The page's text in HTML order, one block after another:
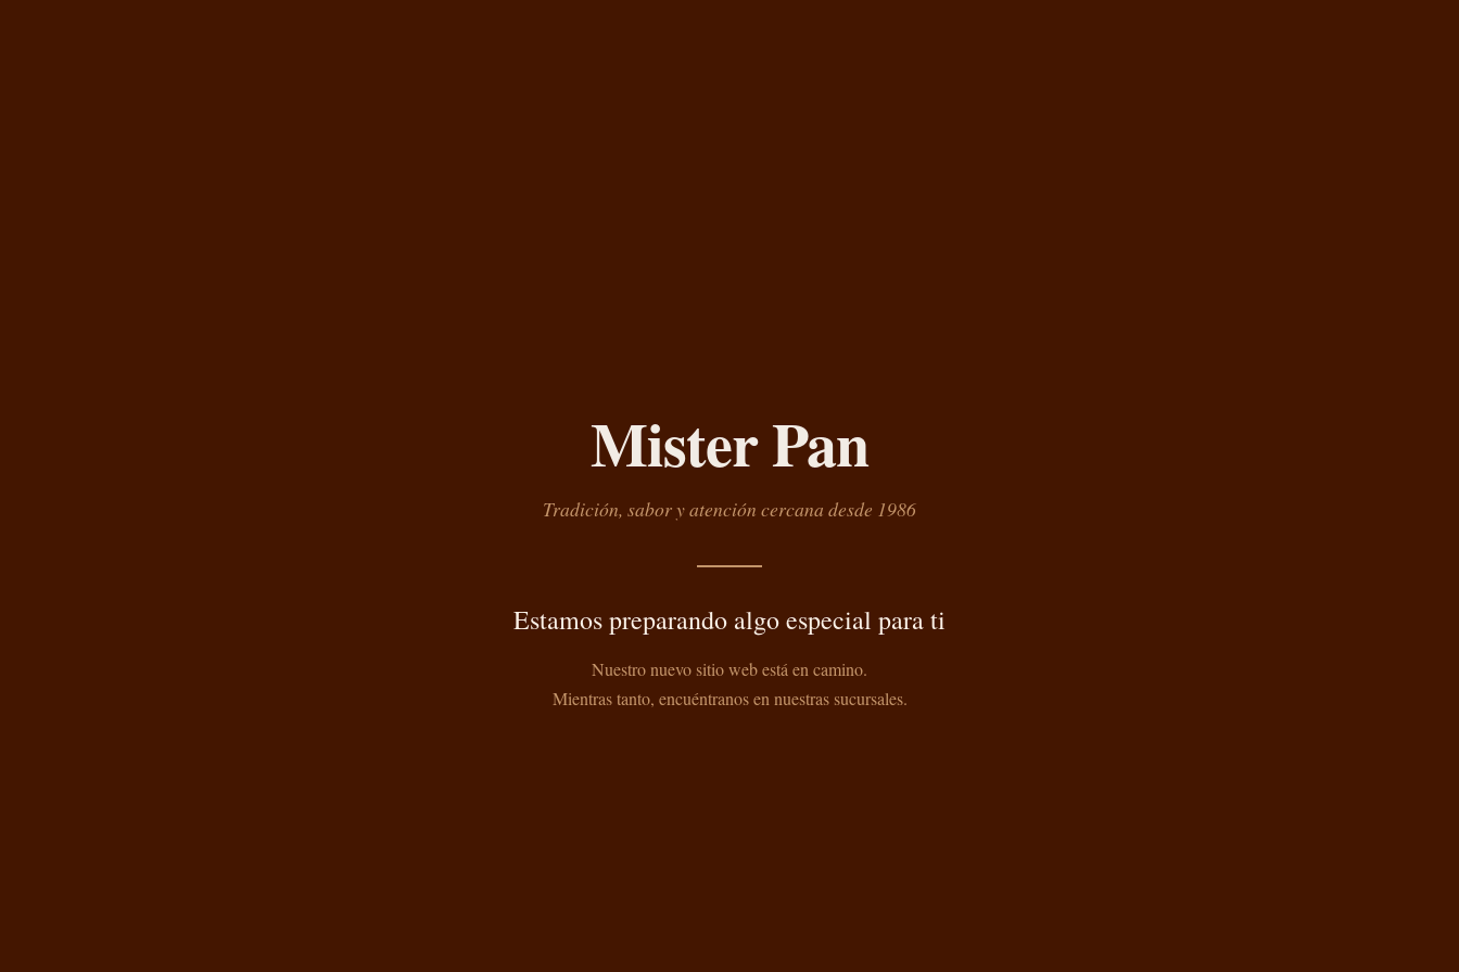
Mister Pan
Tradición, sabor y atención cercana desde 1986
Estamos preparando algo especial para ti
Nuestro nuevo sitio web está en camino.
Mientras tanto, encuéntranos en nuestras sucursales.